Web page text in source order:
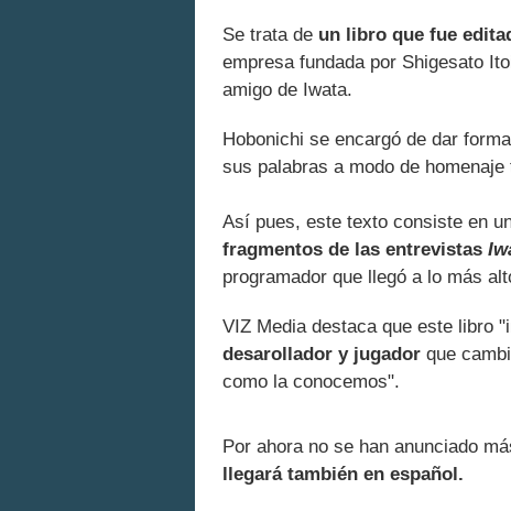
Se trata de un libro que fue
empresa fundada por Shigesato
amigo de Iwata.
Hobonichi se encargó de dar
sus palabras a modo de
Así pues, este texto consiste en
fragmentos de las entrevistas
programador que llegó a lo más
VIZ Media destaca que este libro
desarollador y jugador que
como la conocemos".
Por ahora no se han anunciado
llegará también en español.